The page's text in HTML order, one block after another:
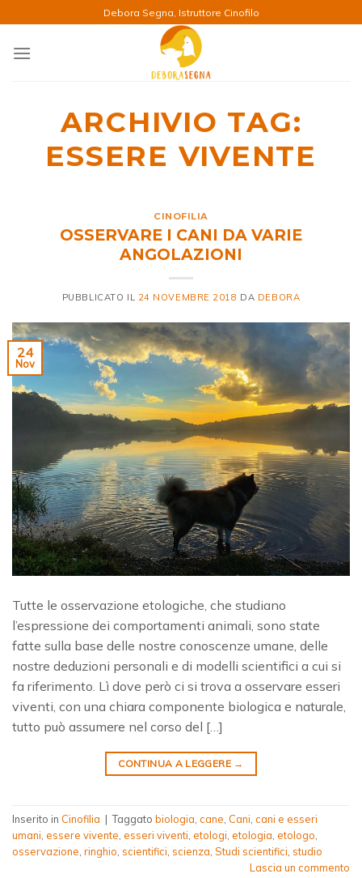
ai
contenuti
Debora Segna, Istruttore Cinofilo
ARCHIVIO TAG:
ESSERE VIVENTE
CINOFILIA
OSSERVARE I CANI DA VARIE
ANGOLAZIONI
PUBBLICATO IL 24 NOVEMBRE 2018 DA DEBORA
24
Nov
Tutte le osservazione etologiche, che studiano
l’espressione dei comportamenti animali, sono state
fatte sulla base delle nostre conoscenze umane, delle
nostre deduzioni personali e di modelli scientifici a cui si
fa riferimento. Lì dove però ci si trova a osservare esseri
viventi, con una chiara componente biologica e naturale,
tutto può assumere nel corso del […]
CONTINUA A LEGGERE →
Inserito in Cinofilia | Taggato biologia, cane, Cani, cani e esseri
umani, essere vivente, esseri viventi, etologi, etologia, etologo,
osservazione, ringhio, scientifici, scienza, Studi scientifici, studio
Lascia un commento